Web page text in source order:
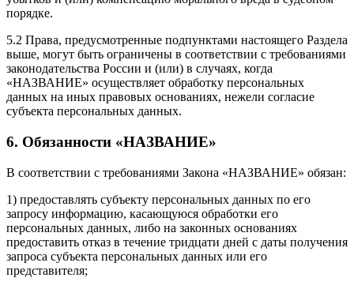
порядке.
5.2 Права, предусмотренные подпунктами настоящего Раздела
выше, могут быть ограничены в соответствии с требованиями
законодательства России и (или) в случаях, когда
«НАЗВАНИЕ» осуществляет обработку персональных
данных на иных правовых основаниях, нежели согласие
субъекта персональных данных.
6. Обязанности «НАЗВАНИЕ»
В соответствии с требованиями Закона «НАЗВАНИЕ» обязан:
1) предоставлять субъекту персональных данных по его
запросу информацию, касающуюся обработки его
персональных данных, либо на законных основаниях
предоставить отказ в течение тридцати дней с даты получения
запроса субъекта персональных данных или его
представителя;